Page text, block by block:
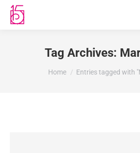
Tag Archives:
You are here:
Home Entries tagged with